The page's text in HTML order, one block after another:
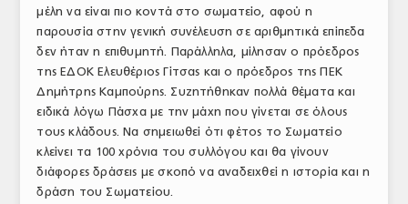
ΕΛΛΗΝΙΚΗ ΝΟΜΟΘΕΣΙΑ
ΕΥΡΩΠΑΪΚΗ ΝΟΜΟΘΕΣΙΑ
ΤΟ ΠΕΡΙΟΔΙΚΟ
Profile
ΑΡΧΕΙΟ ΤΕΥΧΩΝ
μέλη να είναι πιο κοντά στο σωματείο, αφού η
παρουσία στην γενική συνέλευση σε αριθμητικά επίπεδα
δεν ήταν η επιθυμητή. Παράλληλα, μίλησαν ο πρόεδρος
της ΕΔΟΚ Ελευθέριος Γίτσας και ο πρόεδρος της ΠΕΚ
Δημήτρης Καμπούρης. Συζητήθηκαν πολλά θέματα και
ειδικά λόγω Πάσχα με την μάχη που γίνεται σε όλους
τους κλάδους. Να σημειωθεί ότι φέτος το Σωματείο
κλείνει τα 100 χρόνια του συλλόγου και θα γίνουν
διάφορες δράσεις με σκοπό να αναδειχθεί η ιστορία και η
δράση του Σωματείου.